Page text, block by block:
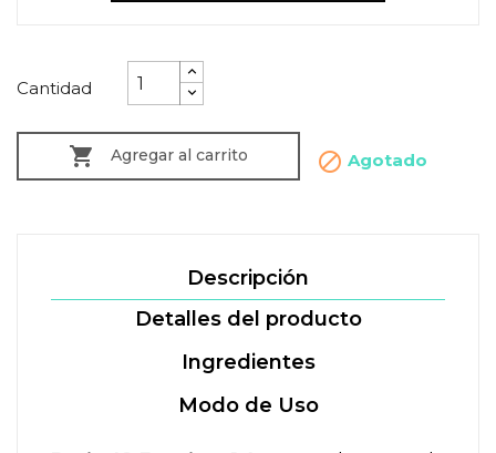
Cantidad
 Agregar al carrito  Agotado
Descripción
Detalles del producto
Ingredientes
Modo de Uso